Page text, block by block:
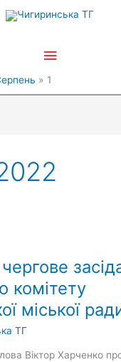
Головне
1
комітету
міської
ТГ
Віктор Харченко